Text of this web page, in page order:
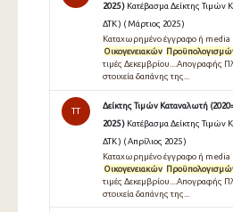
2025 ) Κατέβασμα Δείκτης Τιμών
ΔΤΚ ) ( Μάρτιος 2025 )
Καταχωρημένο έγγραφο ή media
Οικογενειακών
τιμές Δεκεμβρίου....Απογραφής
στοιχεία δαπάνης της...
TT
Δείκτης Τιμών Καταναλωτή
2025 ) Κατέβασμα Δείκτης Τιμών
ΔΤΚ ) ( Απρίλιος 2025 )
Καταχωρημένο έγγραφο ή media
Οικογενειακών
τιμές Δεκεμβρίου....Απογραφής
στοιχεία δαπάνης της...